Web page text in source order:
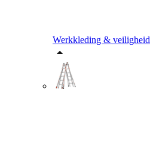
Werkkleding & veiligheid